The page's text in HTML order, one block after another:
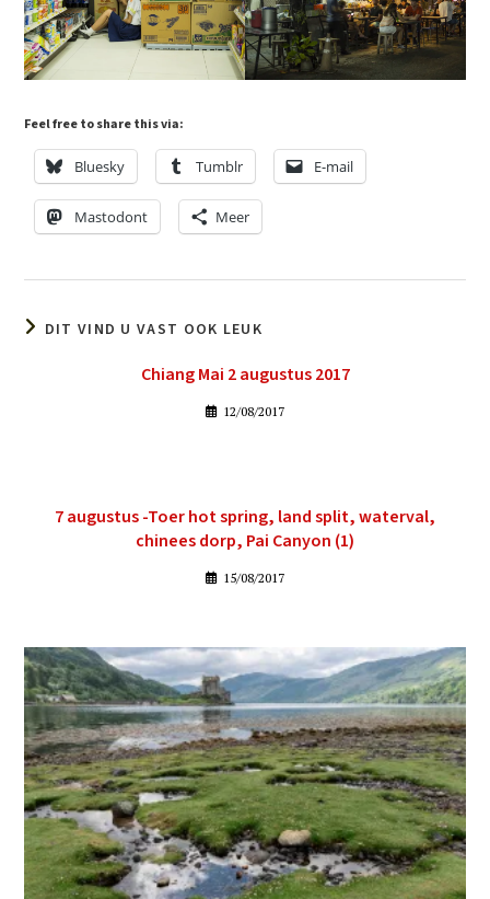
Feel free to share this via:
Bluesky Tumblr E-mail
Mastodont Meer
DIT VIND U VAST OOK LEUK
Chiang Mai 2 augustus 2017
12/08/2017
7 augustus -Toer hot spring, land split, waterval,
chinees dorp, Pai Canyon (1)
15/08/2017